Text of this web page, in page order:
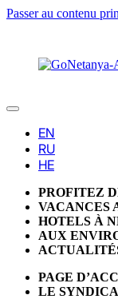
Passer au contenu
PROFITEZ
VACANCES
HOTELS À
AUX
PAGE
LE